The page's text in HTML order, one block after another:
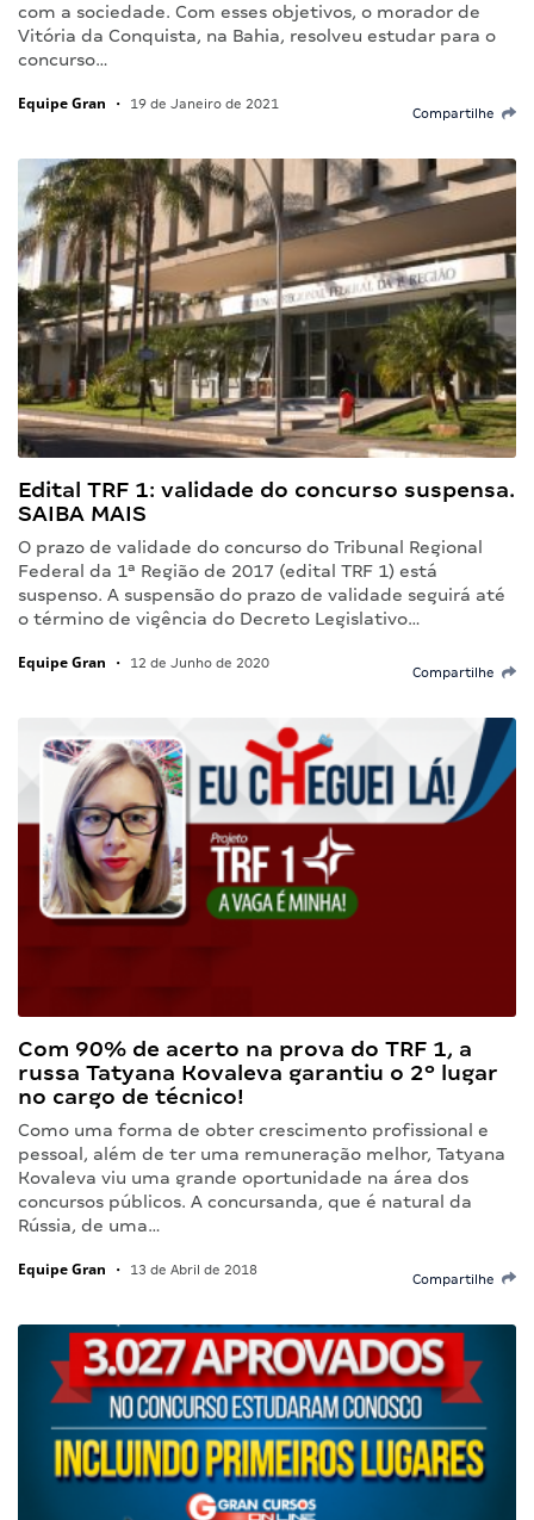
com a sociedade. Com esses objetivos, o morador de
Vitória da Conquista, na Bahia, resolveu estudar para o
concurso…
Equipe Gran • 19 de Janeiro de 2021
Compartilhe
Edital TRF 1: validade do concurso suspensa.
SAIBA MAIS
O prazo de validade do concurso do Tribunal Regional
Federal da 1ª Região de 2017 (edital TRF 1) está
suspenso. A suspensão do prazo de validade seguirá até
o término de vigência do Decreto Legislativo…
Equipe Gran • 12 de Junho de 2020
Compartilhe
Com 90% de acerto na prova do TRF 1, a
russa Tatyana Kovaleva garantiu o 2º lugar
no cargo de técnico!
Como uma forma de obter crescimento profissional e
pessoal, além de ter uma remuneração melhor, Tatyana
Kovaleva viu uma grande oportunidade na área dos
concursos públicos. A concursanda, que é natural da
Rússia, de uma…
Equipe Gran • 13 de Abril de 2018
Compartilhe